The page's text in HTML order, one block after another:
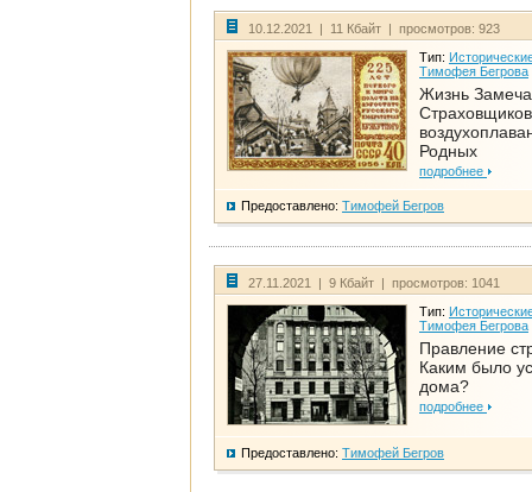
10.12.2021 | 11 Кбайт | просмотров: 923
Тип:
Тимофея Бегрова
Жизнь
Родных
подробнее
Предоставлено: Тимофей Бегров
27.11.2021 | 9 Кбайт | просмотров: 1041
Тип:
Тимофея Бегрова
Правление
Каким было
дома?
подробнее
Предоставлено: Тимофей Бегров